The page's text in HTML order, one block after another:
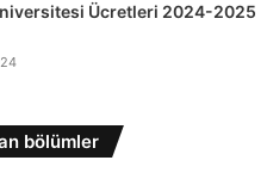
Ücretleri 2024-2025
bölümler